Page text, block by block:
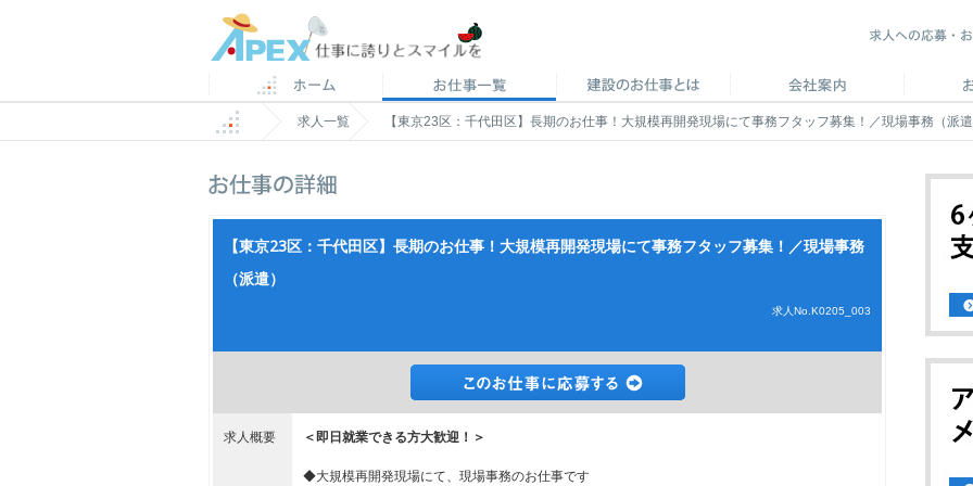
求人一覧 【東京23区：千代田区】長期のお仕事！大規模再開発現場にて事務フタッフ募集！／現場事務（派
【東京23区：千代田区】長期のお仕事！大規模再開発現場にて事務フタッフ募集！／現場事務
（派遣）
求人No.K0205_003
求人概要 ＜即日就業できる方大歓迎！＞
◆大規模再開発現場にて、現場事務のお仕事です